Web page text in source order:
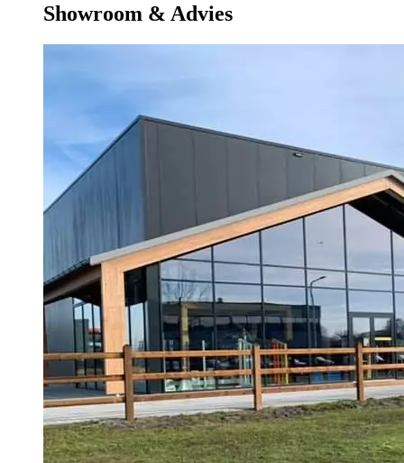
Showroom & Advies